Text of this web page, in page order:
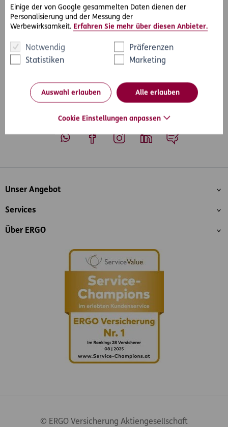
Einige der von Google gesammelten Daten dienen der
Personalisierung und der Messung der
Werbewirksamkeit. Erfahren Sie mehr über diesen Anbieter.
Notwendig
Präferenzen
Statistiken
Marketing
Auswahl erlauben Alle erlauben
Cookie Einstellungen anpassen
erreichbar unterrechtsberatung@das.at.
#eKonsulent 15
Inhaltsübersicht
Unser Angebot
Services
Über ERGO
© ERGO Versicherung Aktiengesellschaft